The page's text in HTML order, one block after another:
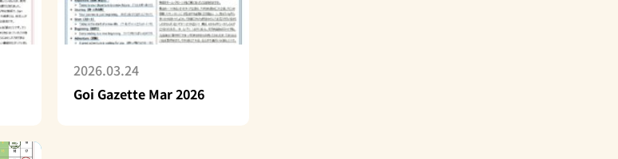
2026.03.24
Goi Gazette Mar 2026